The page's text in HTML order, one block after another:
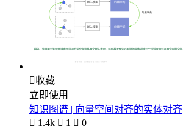
收藏
立即使用
知识图谱 | 向量空间对齐的实体对齐
 1.4k  1  0